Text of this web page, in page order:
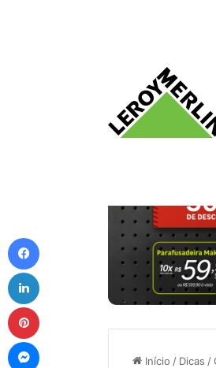
Início / Dicas /